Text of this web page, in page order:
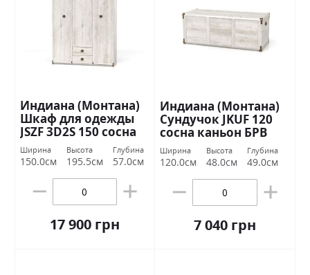
Индиана (Монтана)
Шкаф для одежды
JSZF 3D2S 150 сосна
каньон БРВ Украина
Ширина
150.0см
Высота
195.5см
Глубина
57.0см
17 900 грн
Индиана (Монтана)
Сундучок JKUF 120
сосна каньон БРВ
Украина
Ширина
120.0см
Высота
48.0см
Глубина
49.0см
7 040 грн